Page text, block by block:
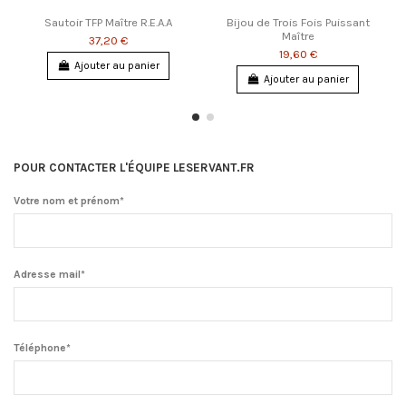
Sautoir TFP Maître R.E.A.A
37,20 €
Ajouter au panier
Bijou de Trois Fois Puissant
Maître
19,60 €
Ajouter au panier
POUR CONTACTER L'ÉQUIPE LESERVANT.FR
Votre nom et prénom*
Adresse mail*
Téléphone*